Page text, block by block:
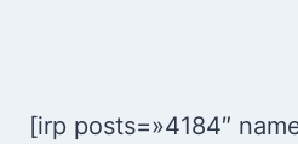
[irp posts=»4184″